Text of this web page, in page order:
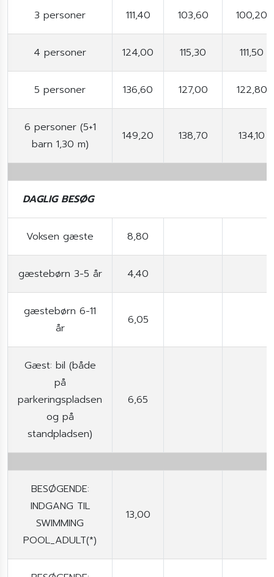
3 personer 111,40 103,60 100,20
4 personer 124,00 115,30 111,50
5 personer 136,60 127,00 122,80
6 personer (5+1
barn 1,30 m)
149,20 138,70 134,10
DAGLIG BESØG
Voksen gæste 8,80
gæstebørn 3-5 år 4,40
gæstebørn 6-11
år
6,05
Gæst: bil (både
på
parkeringspladsen
og på
standpladsen)
6,65
BESØGENDE:
INDGANG TIL
SWIMMING
POOL_ADULT(*)
13,00